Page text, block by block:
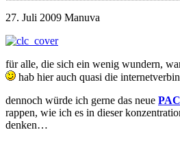
27. Juli 2009 Manuva
für alle, die sich ein wenig wundern,
hab hier auch quasi die
dennoch würde ich gerne das neue
rappen, wie ich es in dieser
denken…